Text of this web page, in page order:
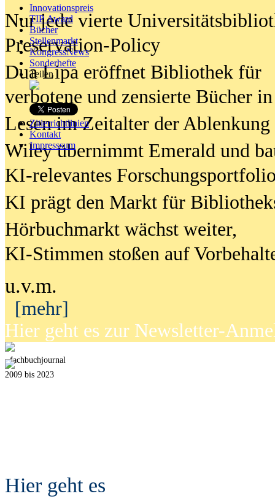
Innovationspreis
TIP Award
Bücher
Stellenmarkt
KongressNews
Sonderhefte
Teilen
Zitierrichtlinien
Kontakt
Impresssum
Nur jede vierte
Preservation-Policy
Dua Lipa eröffnet Bibliothek für
verbotene und zensierte Bücher
Lesen im Zeitalter der Ablenkung
Wiley übernimmt Emerald und
KI-relevantes
KI prägt den Markt für
Hörbuchmarkt wächst weiter,
KI-Stimmen stoßen auf
u.v.m.
[mehr]
Hier geht es zur Newsletter-
fachbuchjournal
2009 bis 2023
Hier geht es